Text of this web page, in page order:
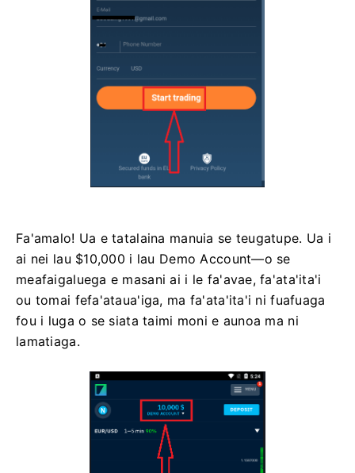
Fa'amalo! Ua e tatalaina manuia se teugatupe. Ua i
ai nei lau $10,000 i lau Demo Account—o se
meafaigaluega e masani ai i le fa'avae, fa'ata'ita'i
ou tomai fefa'ataua'iga, ma fa'ata'ita'i ni fuafuaga
fou i luga o se siata taimi moni e aunoa ma ni
lamatiaga.